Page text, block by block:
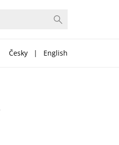
Česky | English